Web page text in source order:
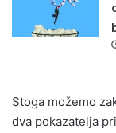
Stoga možemo
dva pokazatelja